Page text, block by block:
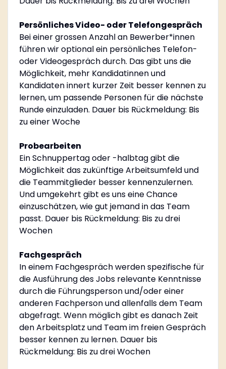
Persönliches Video- oder Telefongespräch
Bei einer grossen Anzahl an Bewerber*innen
führen wir optional ein persönliches Telefon-
oder Videogespräch durch. Das gibt uns die
Möglichkeit, mehr Kandidatinnen und
Kandidaten innert kurzer Zeit besser kennen zu
lernen, um passende Personen für die nächste
Runde einzuladen. Dauer bis Rückmeldung: Bis
zu einer Woche
Probearbeiten
Ein Schnuppertag oder -halbtag gibt die
Möglichkeit das zukünftige Arbeitsumfeld und
die Teammitglieder besser kennenzulernen.
Und umgekehrt gibt es uns eine Chance
einzuschätzen, wie gut jemand in das Team
passt. Dauer bis Rückmeldung: Bis zu drei
Wochen
Fachgespräch
In einem Fachgespräch werden spezifische für
die Ausführung des Jobs relevante Kenntnisse
durch die Führungsperson und/oder einer
anderen Fachperson und allenfalls dem Team
abgefragt. Wenn möglich gibt es danach Zeit
den Arbeitsplatz und Team im freien Gespräch
besser kennen zu lernen. Dauer bis
Rückmeldung: Bis zu drei Wochen